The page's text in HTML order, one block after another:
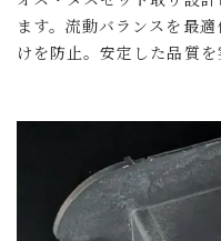
ます。流動バランスを最
けを防止。安定した品質を